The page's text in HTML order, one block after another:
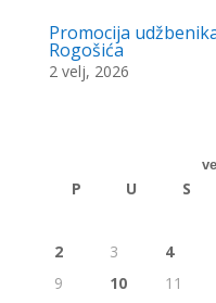
Promocija
Rogošića
2 velj, 2026
P U S
2
3 4
9
10 11